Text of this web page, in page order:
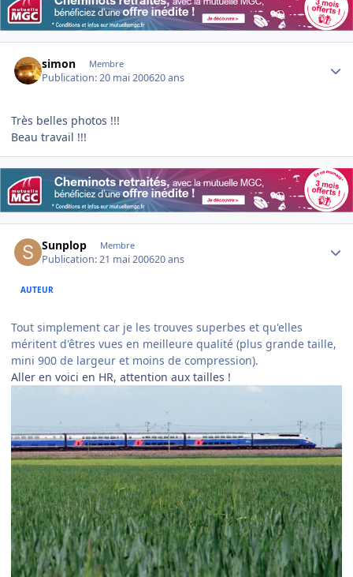
simon Membre
Publication:20 mai 200620 ans
Très belles photos !!!
Beau travail !!!
Sunplop Membre
Publication:21 mai 200620 ans
AUTEUR
Tout simplement car je les trouves superbes et qu'elles
méritent d'êtres vues en meilleure qualité (plus grande taille,
mini 900 de largeur et moins de compression).
Aller en voici en HR, attention aux tailles !